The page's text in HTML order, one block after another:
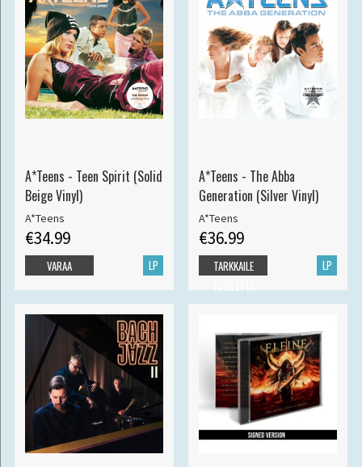
A*Teens - Teen Spirit (Solid
Beige Vinyl)
A*Teens
€34.99
LP
VARAA
A*Teens - The Abba
Generation (Silver Vinyl)
A*Teens
€36.99
LP
TARKKAILE